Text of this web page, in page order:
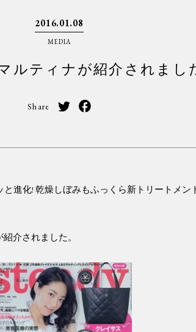
2016.01.08
MEDIA
ルティナが紹介されまし
Share
と進化! 乾燥しぼみもふっくら新トリートメン
紹介されました。